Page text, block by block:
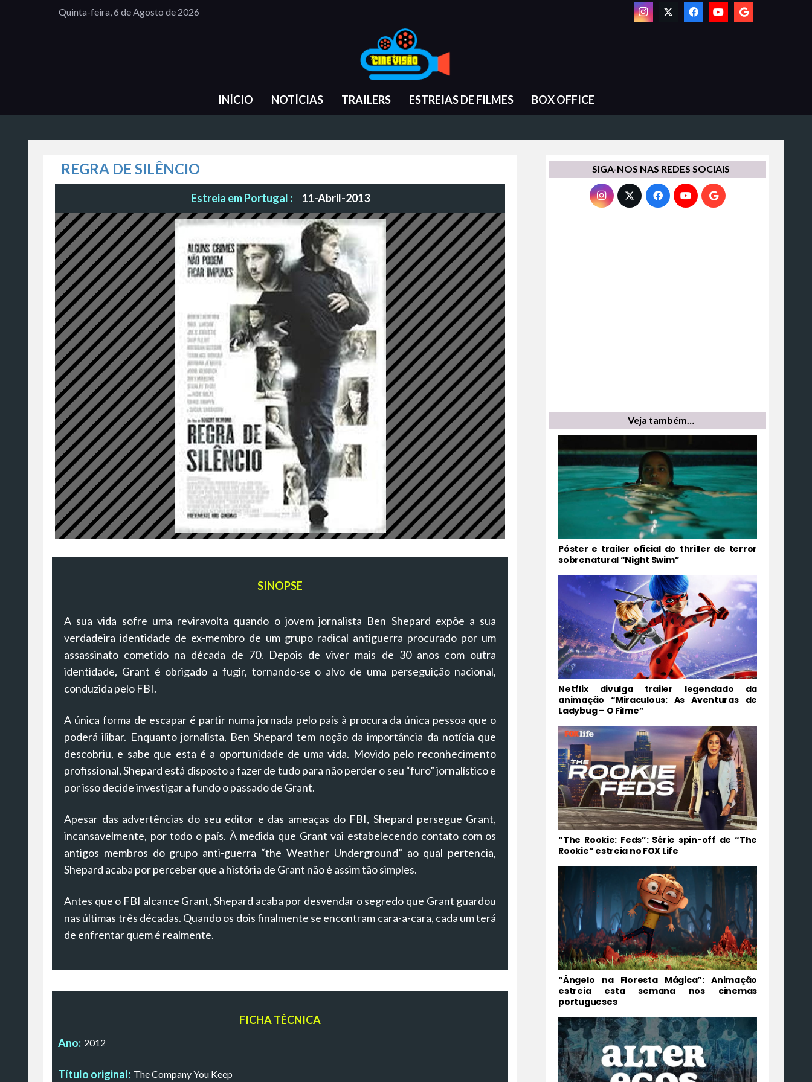
Quinta-feira, 6 de Agosto de 2026
INÍCIO NOTÍCIAS TRAILERS ESTREIAS DE FILMES BOX OFFICE
REGRA DE SILÊNCIO
Estreia em Portugal : 11-Abril-2013
SINOPSE
A sua vida sofre uma reviravolta quando o jovem jornalista Ben Shepard expõe a sua
verdadeira identidade de ex-membro de um grupo radical antiguerra procurado por um
assassinato cometido na década de 70. Depois de viver mais de 30 anos com outra
identidade, Grant é obrigado a fugir, tornando-se o alvo de uma perseguição nacional,
conduzida pelo FBI.
A única forma de escapar é partir numa jornada pelo país à procura da única pessoa que o
poderá ilibar. Enquanto jornalista, Ben Shepard tem noção da importância da notícia que
descobriu, e sabe que esta é a oportunidade de uma vida. Movido pelo reconhecimento
profissional, Shepard está disposto a fazer de tudo para não perder o seu “furo” jornalístico e
por isso decide investigar a fundo o passado de Grant.
Apesar das advertências do seu editor e das ameaças do FBI, Shepard persegue Grant,
incansavelmente, por todo o país. À medida que Grant vai estabelecendo contato com os
antigos membros do grupo anti-guerra “the Weather Underground” ao qual pertencia,
Shepard acaba por perceber que a história de Grant não é assim tão simples.
Antes que o FBI alcance Grant, Shepard acaba por desvendar o segredo que Grant guardou
nas últimas três décadas. Quando os dois finalmente se encontram cara-a-cara, cada um terá
de enfrentar quem é realmente.
FICHA TÉCNICA
Ano: 2012
Título original: The Company You Keep
SIGA-NOS NAS REDES SOCIAIS
Veja também…
Póster e trailer oficial do thriller de terror
sobrenatural “Night Swim”
Netflix divulga trailer legendado da
animação “Miraculous: As Aventuras de
Ladybug – O Filme”
“The Rookie: Feds”: Série spin-off de “The
Rookie” estreia no FOX Life
“Ângelo na Floresta Mágica”: Animação
estreia esta semana nos cinemas
portugueses